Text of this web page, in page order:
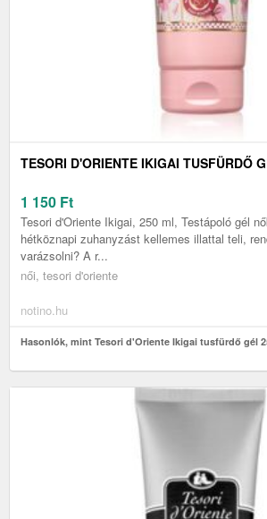
TESORI D'ORIENTE IKIGAI TUSFÜRDŐ
1 150 Ft
Tesori d'Oriente Ikigai, 250 ml, Testápoló gél
hétköznapi zuhanyzást kellemes illattal teli,
varázsolni? A r...
női, tesori d'oriente
notino.hu
Hasonlók, mint Tesori d'Oriente Ikigai tusfürdő gél